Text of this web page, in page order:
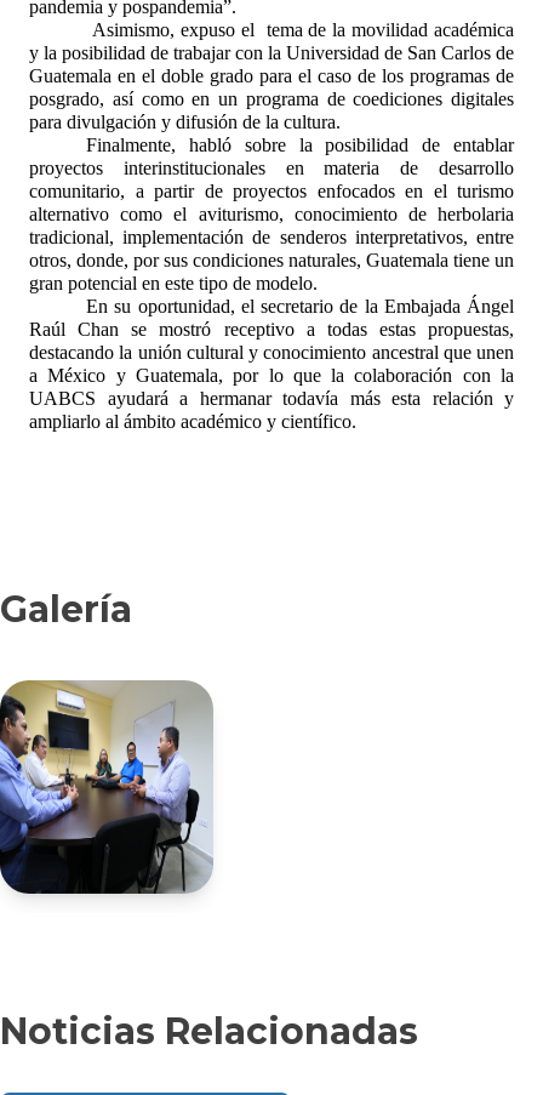
pandemia y pospandemia”.
Asimismo, expuso el
tema de la movilidad académica
y la posibilidad de trabajar con la Universidad de San Carlos de
Guatemala en el doble grado para el caso de los programas de
posgrado, así como en un programa de coediciones digitales
para divulgación y difusión de la cultura.
Finalmente, habló sobre la posibilidad de entablar
proyectos interinstitucionales en materia de desarrollo
comunitario, a partir de proyectos enfocados en el turismo
alternativo como el aviturismo, conocimiento de herbolaria
tradicional, implementación de senderos interpretativos, entre
otros, donde, por sus condiciones naturales, Guatemala tiene un
gran potencial en este tipo de modelo.
En su oportunidad, el secretario de la Embajada Ángel
Raúl Chan se mostró receptivo a todas estas propuestas,
destacando la unión cultural y conocimiento ancestral que unen
a México y Guatemala, por lo que la colaboración con la
UABCS ayudará a hermanar todavía más esta relación y
ampliarlo al ámbito académico y científico.
Galería
Noticias Relacionadas